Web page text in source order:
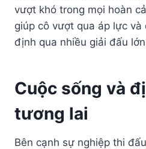
vượt khó trong mọi hoàn
giúp cô vượt qua áp lực
định qua nhiều giải đấu
Cuộc sống và
tương lai
Bên cạnh sự nghiệp thi